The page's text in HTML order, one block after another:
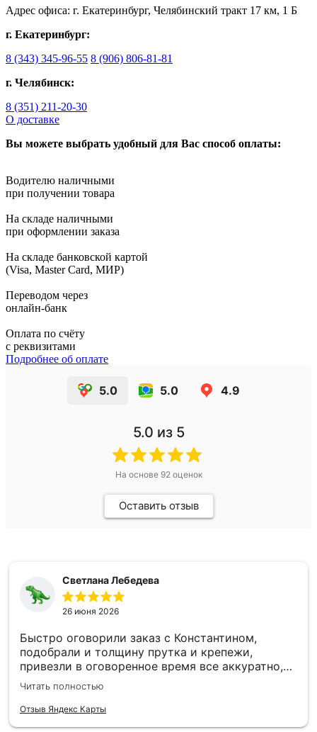
Адрес офиса: г. Екатеринбург, Челябинский тракт 17 км, 1 Б
г. Екатеринбург:
8 (343) 345-96-55 8 (906) 806-81-81
г. Челябинск:
8 (351) 211-20-30
О доставке
Вы можете выбрать удобный для Вас способ оплаты:
Водителю наличными
при получении товара
На складе наличными
при оформлении заказа
На складе банковской картой
(Visa, Master Card, МИР)
Переводом через
онлайн-банк
Оплата по счёту
с реквизитами
Подробнее об оплате
5.0 5.0 4.9
5.0 из 5
На основе 92 оценок
Оставить отзыв
Светлана Лебедева
26 июня 2026
Быстро оговорили заказ с Константином,
подобрали и толщину прутка и крепежи,
привезли в оговоренное время все аккуратно,
заборные пролеты теперь радуют глаз и ждут
монтажа. Единственное то, что при доставке не
було терминала, наличку, чтобы без сдачи найти
Читать полностью
Отзыв Яндекс Карты